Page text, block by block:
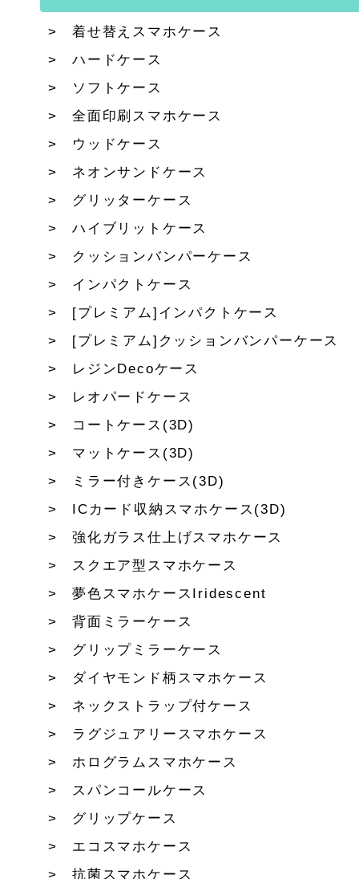
着せ替えスマホケース
ハードケース
ソフトケース
全面印刷スマホケース
ウッドケース
ネオンサンドケース
グリッターケース
ハイブリットケース
クッションバンパーケース
インパクトケース
[プレミアム]インパクトケース
[プレミアム]クッションバンパーケース
レジンDecoケース
レオパードケース
コートケース(3D)
マットケース(3D)
ミラー付きケース(3D)
ICカード収納スマホケース(3D)
強化ガラス仕上げスマホケース
スクエア型スマホケース
夢色スマホケースIridescent
背面ミラーケース
グリップミラーケース
ダイヤモンド柄スマホケース
ネックストラップ付ケース
ラグジュアリースマホケース
ホログラムスマホケース
スパンコールケース
グリップケース
エコスマホケース
抗菌スマホケース